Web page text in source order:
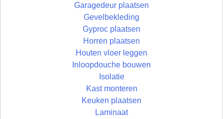
Garagedeur plaatsen
Gevelbekleding
Gyproc plaatsen
Horren plaatsen
Houten vloer leggen
Inloopdouche bouwen
Isolatie
Kast monteren
Keuken plaatsen
Laminaat